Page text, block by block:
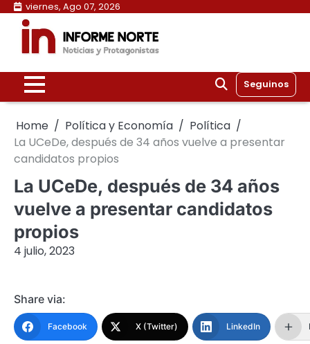
Skip
content
viernes, Ago 07, 2026
Seguinos
Home Política y Economía
Política
La UCeDe, después de 34 años vuelve a presentar
candidatos propios
La UCeDe, después de 34 años
vuelve a presentar candidatos
propios
4 julio, 2023
Share via:
Facebook X (Twitter) LinkedIn